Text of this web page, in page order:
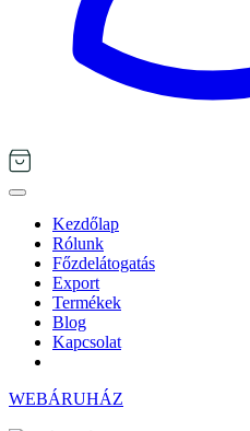
Kezdőlap
Rólunk
Főzdelátogatás
Export
Termékek
Blog
Kapcsolat
WEBÁRUHÁZ